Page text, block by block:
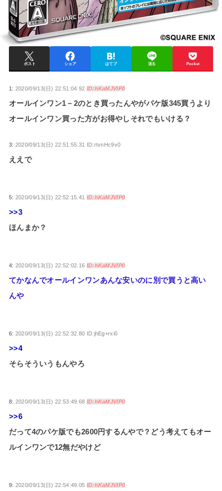
ポスト シェア はてブ 送る Pocket
1: 2020/09/13(日) 22:51:04.92 ID:hKaMJVIP0
オールインワン1－2のとき買ったんやがパケ版345買うより
オールインワン買った方がお得やしそれでもいける？
3: 2020/09/13(日) 22:51:55.31 ID:rtvnHc9v0
ええで
5: 2020/09/13(日) 22:52:15.41 ID:hKaMJVIP0
>>3
ほんまか？
4: 2020/09/13(日) 22:52:02.16 ID:hKaMJVIP0
てかなんでオールインワンあんな安いのに別で買うと高い
んや
6: 2020/09/13(日) 22:52:32.80 ID:jhEg+rxi0
>>4
そらそういうもんやろ
8: 2020/09/13(日) 22:53:49.68 ID:hKaMJVIP0
>>6
だって4のパケ版でも2600円するんやで？どう考えてもオー
ルインワンで12無だやけど
9: 2020/09/13(日) 22:54:49.05 ID:hKaMJVIP0